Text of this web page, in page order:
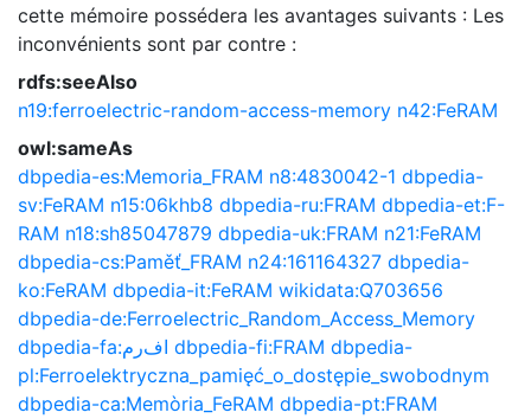
cette mémoire possédera les avantages suivants : Les
inconvénients sont par contre :
rdfs:seeAlso
n19:ferroelectric-random-access-memory n42:FeRAM
owl:sameAs
dbpedia-es:Memoria_FRAM n8:4830042-1 dbpedia-
sv:FeRAM n15:06khb8 dbpedia-ru:FRAM dbpedia-et:F-
RAM n18:sh85047879 dbpedia-uk:FRAM n21:FeRAM
dbpedia-cs:Paměť_FRAM n24:161164327 dbpedia-
ko:FeRAM dbpedia-it:FeRAM wikidata:Q703656
dbpedia-de:Ferroelectric_Random_Access_Memory
dbpedia-fa:اف‌رم dbpedia-fi:FRAM dbpedia-
pl:Ferroelektryczna_pamięć_o_dostępie_swobodnym
dbpedia-ca:Memòria_FeRAM dbpedia-pt:FRAM